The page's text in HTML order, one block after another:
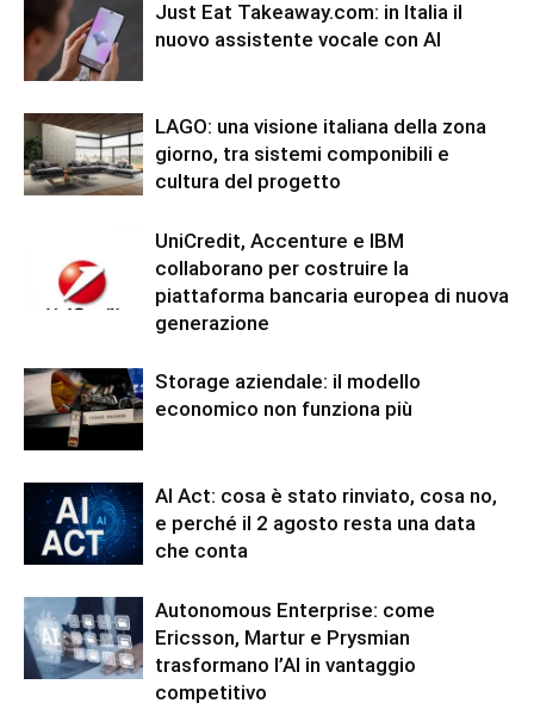
Just Eat Takeaway.com: in Italia il
nuovo assistente vocale con AI
LAGO: una visione italiana della zona
giorno, tra sistemi componibili e
cultura del progetto
UniCredit, Accenture e IBM
collaborano per costruire la
piattaforma bancaria europea di nuova
generazione
Storage aziendale: il modello
economico non funziona più
AI Act: cosa è stato rinviato, cosa no,
e perché il 2 agosto resta una data
che conta
Autonomous Enterprise: come
Ericsson, Martur e Prysmian
trasformano l’AI in vantaggio
competitivo